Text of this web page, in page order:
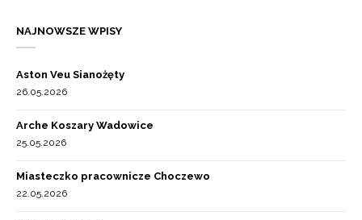
NAJNOWSZE WPISY
Aston Veu Sianożęty
26.05.2026
Arche Koszary Wadowice
25.05.2026
Miasteczko pracownicze Choczewo
22.05.2026